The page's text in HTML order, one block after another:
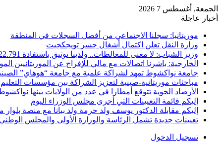
الجمعة, أغسطس 7 2026
أخبار عاجلة
موريتانيا: سجلنا الاجتماعي من أفضل السجلات في المنطقة
وزارة النقل تعلن اكتمال أشغال جسر تويجكجيت
وزير الشباب: لا معنى للمغالطات.. ولدينا توثيق باستفادة 22.791
الخارجية: باشرنا اتصالات مع مالي للإفراج عن الموريتانيين
جامعة نواكشوط تمهد لشراكة علمية مع جامعة “هوهاي”
مباحثات موريتانية-صينية لتعزيز الشراكة بين مؤسسات التعليم
الأرصاد الجوية تتوقع أمطارا في عدد من الولايات بينها
إليكم قائمة التعيينات التي أجرى مجلس الوزراء اليوم
إليكم مقابلة الدكتور يوسف ولد حرمة ولد ببانا مع منصة بلوار
تعيينات جديدة تشمل الرئاسة والوزارة الأولى والمجلس
تسجيل الدخول